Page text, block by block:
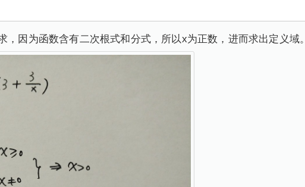
，因为函数含有二次根式和分式，所以x为正数，进而求出定义域。